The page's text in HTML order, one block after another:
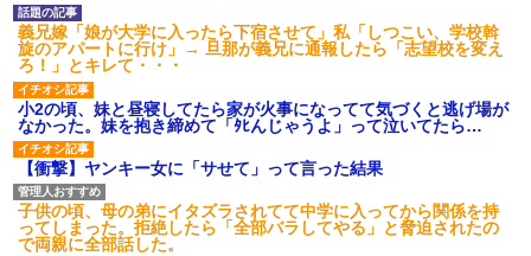
義兄嫁「娘が大学に入ったら下宿させて」私「しつこい、学校斡
旋のアパートに行け」→ 旦那が義兄に通報したら「志望校を変え
ろ！」とキレて・・・
小2の頃、妹と昼寝してたら家が火事になってて気づくと逃げ場が
なかった。妹を抱き締めて「ﾀﾋんじゃうよ」って泣いてたら…
【衝撃】ヤンキー女に「サせて」って言った結果
子供の頃、母の弟にイタズラされてて中学に入ってから関係を持
ってしまった。拒絶したら「全部バラしてやる」と脅迫されたの
で両親に全部話した。